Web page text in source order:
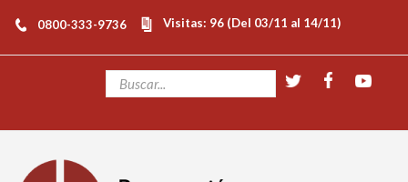
0800-333-9736 Visitas: 96 (Del 03/11 al 14/11)